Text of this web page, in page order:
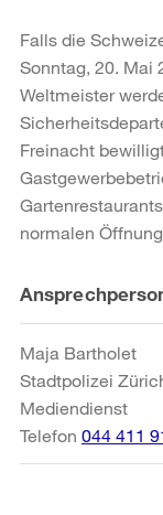
Falls die
Sonntag, 20. Mai
Weltmeister
Freinacht
normalen
Weitere
Maja Bartholet
Stadtpolizei
Mediendienst
Telefon 044 411